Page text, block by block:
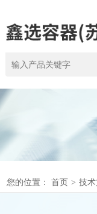
您的位置： 首页 > 技